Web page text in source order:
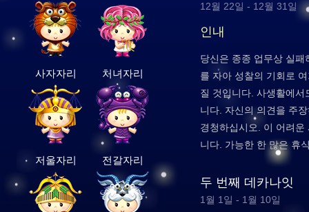
사자자리 처녀자리
저울자리 전갈자리
12월 22일 - 12월 31일
인내
당신은 종종 업무상 실
를 자아 성찰의 기회로
질 것입니다. 사생활에
니다. 자신의 의견을 주
경청하십시오. 이 어려
니다. 가능한 한 많은 휴
두 번째 데카나잇
1월 1일 - 1월 10일